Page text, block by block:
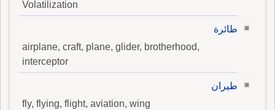
Volatilization
طائرة
airplane, craft, plane, glider, brotherhood,
interceptor
طيران
fly, flying, flight, aviation, wing